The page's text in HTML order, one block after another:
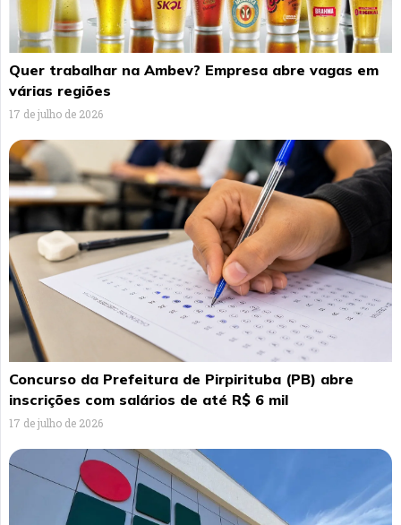
Quer trabalhar na Ambev? Empresa abre vagas em
várias regiões
17 de julho de 2026
Concurso da Prefeitura de Pirpirituba (PB) abre
inscrições com salários de até R$ 6 mil
17 de julho de 2026